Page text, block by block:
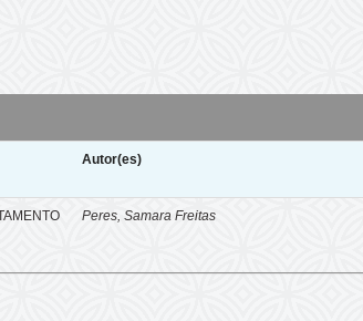
Autor(es)
Peres, Samara Freitas